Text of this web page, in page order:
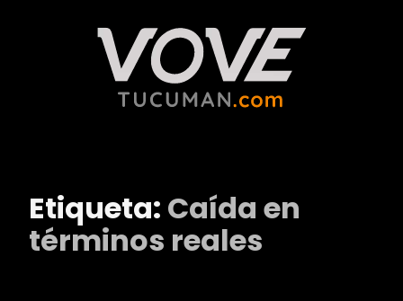
Etiqueta: Caída en
términos reales